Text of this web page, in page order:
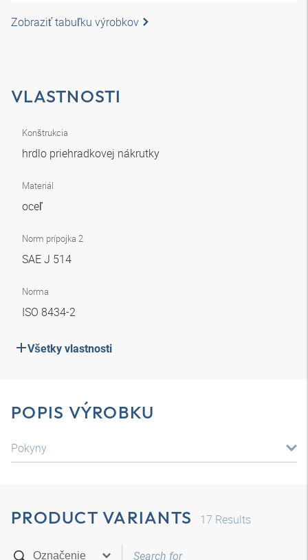
Zobraziť tabuľku výrobkov
VLASTNOSTI
Konštrukcia
hrdlo priehradkovej nákrutky
Materiál
oceľ
Norm prípojka 2
SAE J 514
Norma
ISO 8434-2
Všetky vlastnosti
POPIS VÝROBKU
Pokyny
PRODUCT VARIANTS 17 Results